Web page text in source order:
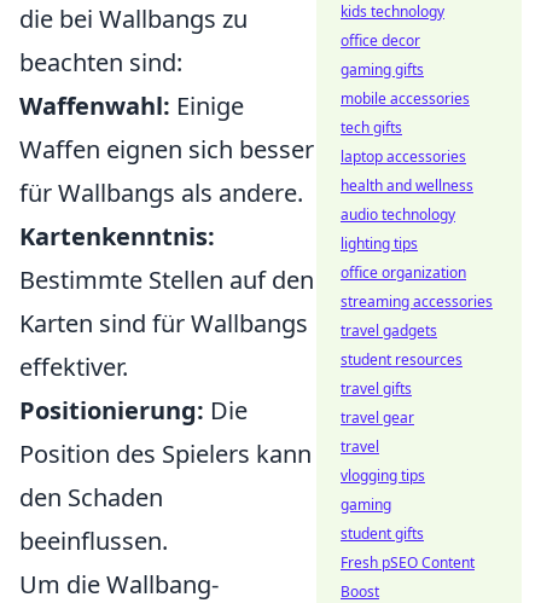
die bei Wallbangs zu
beachten sind:
Waffenwahl: Einige
Waffen eignen sich besser
für Wallbangs als andere.
Kartenkenntnis:
Bestimmte Stellen auf den
Karten sind für Wallbangs
effektiver.
Positionierung: Die
Position des Spielers kann
den Schaden
beeinflussen.
Um die Wallbang-
kids technology
office decor
gaming gifts
mobile accessories
tech gifts
laptop accessories
health and wellness
audio technology
lighting tips
office organization
streaming accessories
travel gadgets
student resources
travel gifts
travel gear
travel
vlogging tips
gaming
student gifts
Fresh pSEO Content
Boost